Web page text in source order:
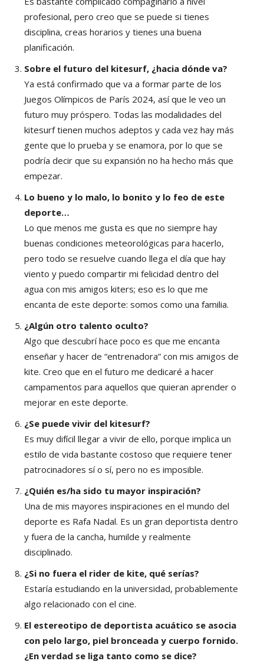
profesional, pero creo que se puede si tienes
disciplina, creas horarios y tienes una buena
planificación.
Sobre el futuro del kitesurf, ¿hacia dónde va?
Ya está confirmado que va a formar parte de los
Juegos Olímpicos de París 2024, así que le veo un
futuro muy próspero. Todas las modalidades del
kitesurf tienen muchos adeptos y cada vez hay más
gente que lo prueba y se enamora, por lo que se
podría decir que su expansión no ha hecho más que
empezar.
Lo bueno y lo malo, lo bonito y lo feo de este
deporte…
Lo que menos me gusta es que no siempre hay
buenas condiciones meteorológicas para hacerlo,
pero todo se resuelve cuando llega el día que hay
viento y puedo compartir mi felicidad dentro del
agua con mis amigos kiters; eso es lo que me
encanta de este deporte: somos como una familia.
¿Algún otro talento oculto?
Algo que descubrí hace poco es que me encanta
enseñar y hacer de “entrenadora” con mis amigos de
kite. Creo que en el futuro me dedicaré a hacer
campamentos para aquellos que quieran aprender o
mejorar en este deporte.
¿Se puede vivir del kitesurf?
Es muy difícil llegar a vivir de ello, porque implica un
estilo de vida bastante costoso que requiere tener
patrocinadores sí o sí, pero no es imposible.
¿Quién es/ha sido tu mayor inspiración?
Una de mis mayores inspiraciones en el mundo del
deporte es Rafa Nadal. Es un gran deportista dentro
y fuera de la cancha, humilde y realmente
disciplinado.
¿Si no fuera el rider de kite, qué serías?
Estaría estudiando en la universidad, probablemente
algo relacionado con el cine.
El estereotipo de deportista acuático se asocia
con pelo largo, piel bronceada y cuerpo fornido.
¿En verdad se liga tanto como se dice?